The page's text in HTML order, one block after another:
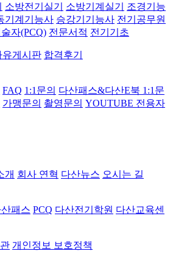
소방전기실기 소방기계실기
조경기능
기계기능사 승강기기능사 전기공무원
자(PCQ) 전문서적 전기기초
유게시판 합격후기
FAQ 1:1문의 다산패스&다산E북 1:1문
가맹문의 촬영문의 YOUTUBE 전용자
개 회사 연혁 다산뉴스 오시는 길
패스 PCQ 다산전기학원 다산교육센
개인정보 보호정책